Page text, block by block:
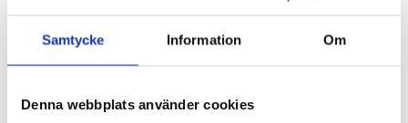
Samtycke Information Om
Denna webbplats använder cookies
Den här ljudboken har producerats med